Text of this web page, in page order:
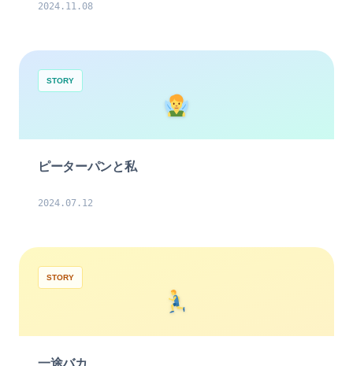
2024.11.08
STORY
ピーターパンと私
2024.07.12
STORY